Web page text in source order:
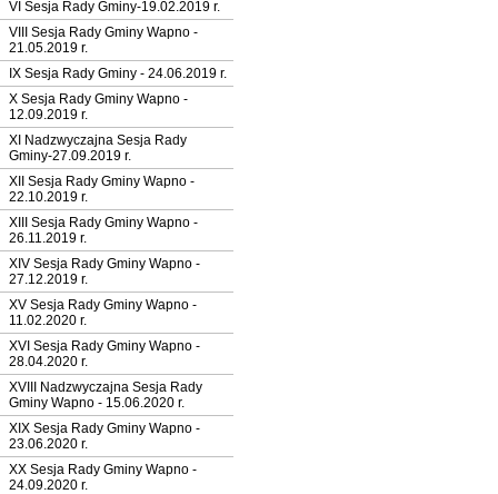
VI Sesja Rady Gminy-19.02.2019 r.
VIII Sesja Rady Gminy Wapno -
21.05.2019 r.
IX Sesja Rady Gminy - 24.06.2019 r.
X Sesja Rady Gminy Wapno -
12.09.2019 r.
XI Nadzwyczajna Sesja Rady
Gminy-27.09.2019 r.
XII Sesja Rady Gminy Wapno -
22.10.2019 r.
XIII Sesja Rady Gminy Wapno -
26.11.2019 r.
XIV Sesja Rady Gminy Wapno -
27.12.2019 r.
XV Sesja Rady Gminy Wapno -
11.02.2020 r.
XVI Sesja Rady Gminy Wapno -
28.04.2020 r.
XVIII Nadzwyczajna Sesja Rady
Gminy Wapno - 15.06.2020 r.
XIX Sesja Rady Gminy Wapno -
23.06.2020 r.
XX Sesja Rady Gminy Wapno -
24.09.2020 r.